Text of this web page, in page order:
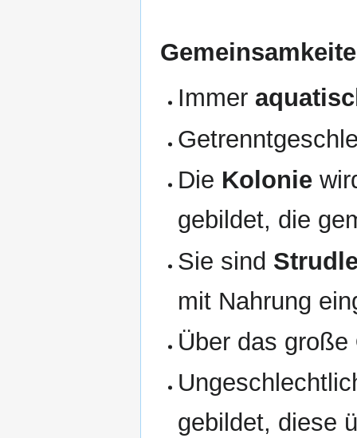
Immer
Die Kolonie
gebildet, die
Sie sind
mit Nahrung
Über das große
gebildet, diese